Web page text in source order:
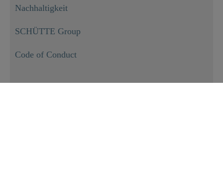
Nachhaltigkeit
SCHÜTTE Group
Code of Conduct
INFORMATIONEN